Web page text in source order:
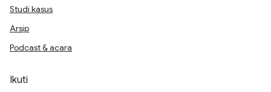
Studi kasus
Arsip
Podcast & acara
Ikuti